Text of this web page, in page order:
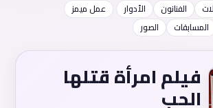
الفنانون الأدوار
عمل ميمز
المسابقات الصور
فيلم امرأة قتلها
الحب